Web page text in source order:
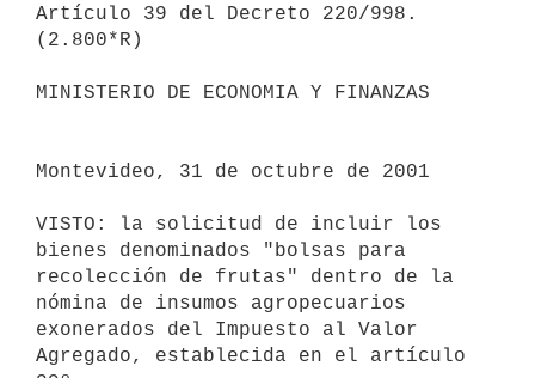
Artículo 39 del Decreto 220/998.
(2.800*R)
MINISTERIO DE ECONOMIA Y FINANZAS
Montevideo, 31 de octubre de 2001
VISTO: la solicitud de incluir los
bienes denominados "bolsas para
recolección de frutas" dentro de la
nómina de insumos agropecuarios
exonerados del Impuesto al Valor
Agregado, establecida en el artículo